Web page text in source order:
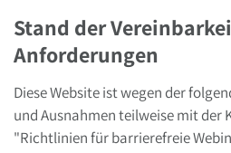
Stand der
Anforderungen
Diese Website ist wegen der
und Ausnahmen teilweise mit der
"Richtlinien für barrierefreie